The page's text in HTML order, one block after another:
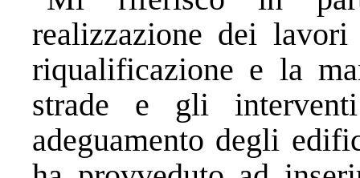
realizzazione dei
riqualificazione e la
strade e gli
adeguamento degli